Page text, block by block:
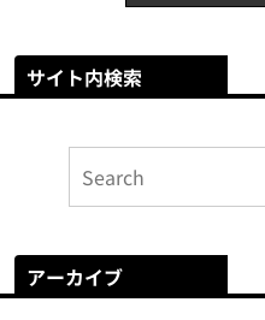
サイト内検索
アーカイブ